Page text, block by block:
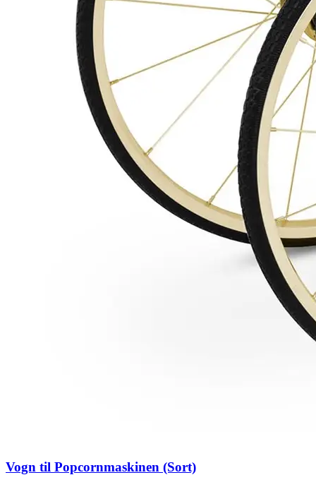
Vogn til Popcornmaskinen (Sort)